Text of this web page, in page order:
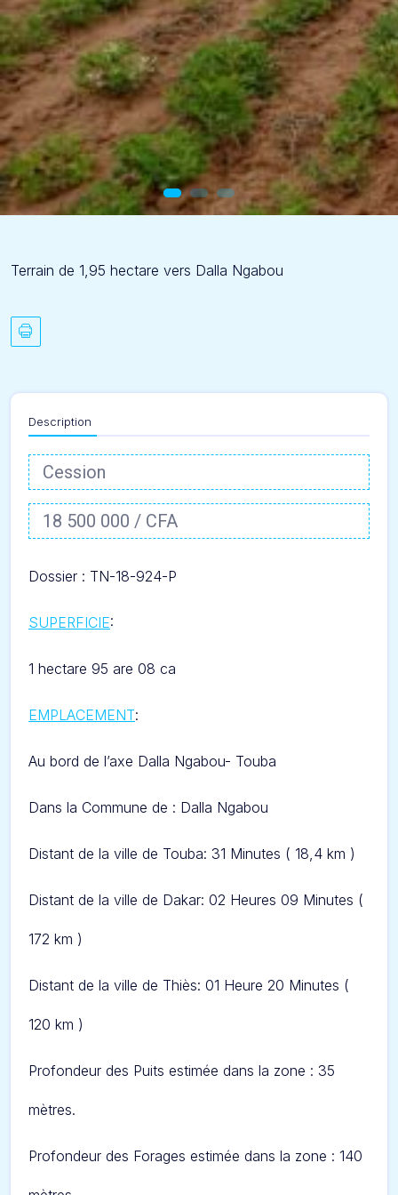
Terrain de 1,95 hectare vers Dalla Ngabou
Description
Cession
18 500 000 / CFA
Dossier : TN-18-924-P
SUPERFICIE:
1 hectare 95 are 08 ca
EMPLACEMENT:
Au bord de l’axe Dalla Ngabou- Touba
Dans la Commune de : Dalla Ngabou
Distant de la ville de Touba: 31 Minutes ( 18,4 km )
Distant de la ville de Dakar: 02 Heures 09 Minutes (
172 km )
Distant de la ville de Thiès: 01 Heure 20 Minutes (
120 km )
Profondeur des Puits estimée dans la zone : 35
mètres.
Profondeur des Forages estimée dans la zone : 140